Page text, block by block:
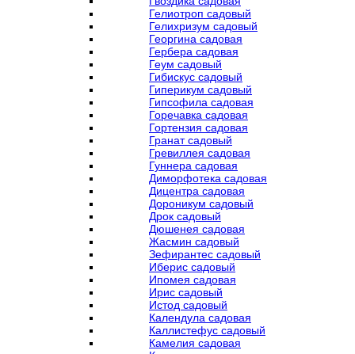
Гелиотроп садовый
Гелихризум садовый
Георгина садовая
Гербера садовая
Геум садовый
Гибискус садовый
Гиперикум садовый
Гипсофила садовая
Горечавка садовая
Гортензия садовая
Гранат садовый
Гревиллея садовая
Гуннера садовая
Диморфотека садовая
Дицентра садовая
Дороникум садовый
Дрок садовый
Дюшенея садовая
Жасмин садовый
Зефирантес садовый
Иберис садовый
Ипомея садовая
Ирис садовый
Истод садовый
Календула садовая
Каллистефус садовый
Камелия садовая